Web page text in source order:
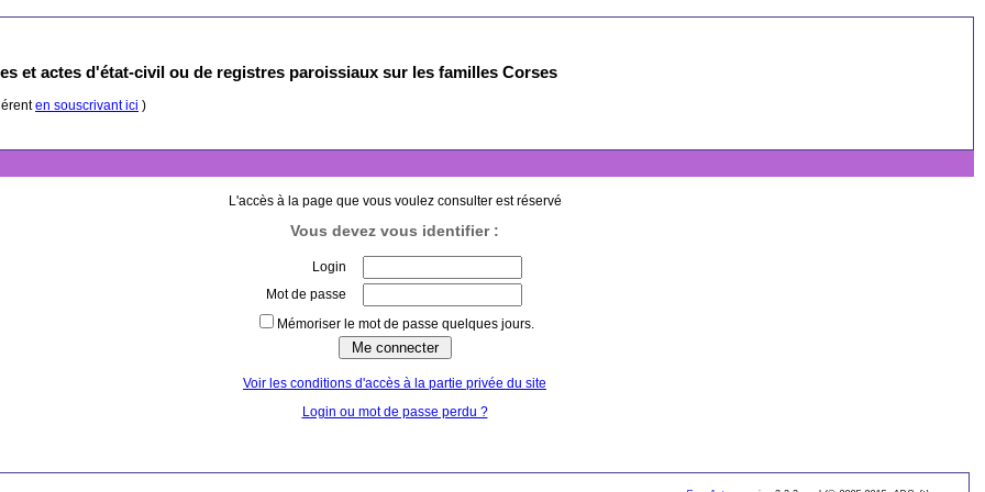
et actes d'état-civil ou de registres paroissiaux sur les familles Corses
en souscrivant ici )
L'accès à la page que vous voulez consulter est réservé
Vous devez vous identifier :
Login
Mot de passe
Mémoriser le mot de passe quelques jours.
Voir les conditions d'accès à la partie privée du site
Login ou mot de passe perdu ?